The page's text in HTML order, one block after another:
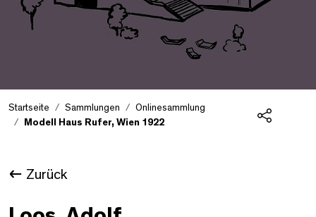
Startseite Sammlungen
Onlinesammlung
Modell Haus Rufer, Wien 1922
Zurück